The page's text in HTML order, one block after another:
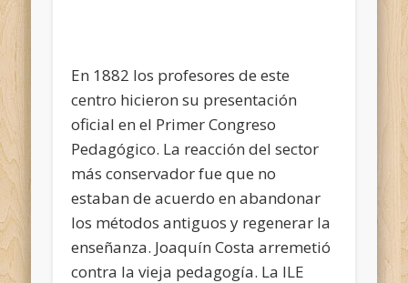
En 1882 los profesores de este
centro hicieron su presentación
oficial en el Primer Congreso
Pedagógico. La reacción del sector
más conservador fue que no
estaban de acuerdo en abandonar
los métodos antiguos y regenerar la
enseñanza. Joaquín Costa arremetió
contra la vieja pedagogía. La ILE